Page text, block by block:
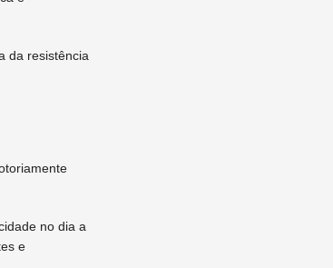
da resistência
no dia a
e